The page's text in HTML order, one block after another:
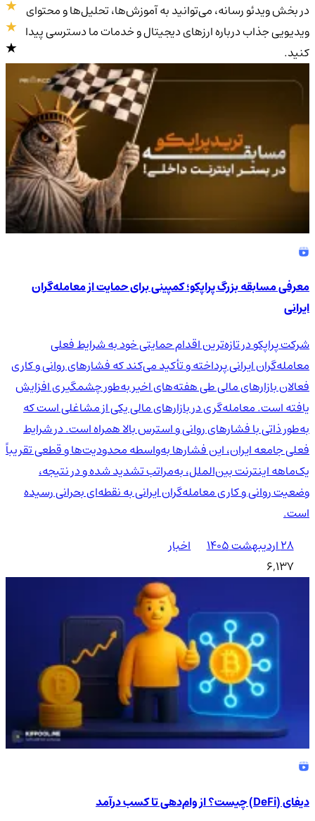
4.9/5
در بخش ویدئو رسانه، می‌توانید به آموزش‌ها، تحلیل‌ها و محتوای
ویدیویی جذاب درباره ارزهای دیجیتال و خدمات ما دسترسی پیدا
کنید.
معرفی مسابقه بزرگ پراپکو؛ کمپینی برای حمایت از معامله‌گران
ایرانی
شرکت پراپکو در تازه‌ترین اقدام حمایتی خود به شرایط فعلی
معامله‌گران ایرانی پرداخته و تأکید می‌کند که فشارهای روانی و کاری
فعالان بازارهای مالی طی هفته‌های اخیر به‌طور چشمگیری افزایش
یافته است. معامله‌گری در بازارهای مالی یکی از مشاغلی است که
به‌طور ذاتی با فشارهای روانی و استرس بالا همراه است. در شرایط
فعلی جامعه ایران، این فشارها به‌واسطه محدودیت‌ها و قطعی تقریباً
یک‌ماهه اینترنت بین‌الملل، به‌مراتب تشدید شده و در نتیجه،
وضعیت روانی و کاری معامله‌گران ایرانی به نقطه‌ای بحرانی رسیده
است.
۲۸ اردیبهشت ۱۴۰۵
اخبار
6,137
دیفای (DeFi) چیست؟ از وام‌دهی تا کسب درآمد